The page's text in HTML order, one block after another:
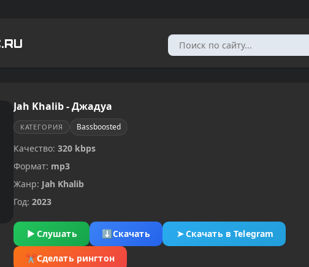
Jah Khalib - Джадуа
КАТЕГОРИЯ Bassboosted
Качество: 320 kbps
Формат: mp3
Жанр: Jah Khalib
Год: 2023
▶ Слушать ⬇Скачать ➤Скачать в Telegram
✂Сделать рингтон